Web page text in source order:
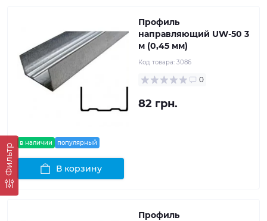
Фильтр в наличии популярный
Профиль
направляющий UW-50 3
м (0,45 мм)
Код товара: 3086
0
82 грн.
В корзину
Профиль